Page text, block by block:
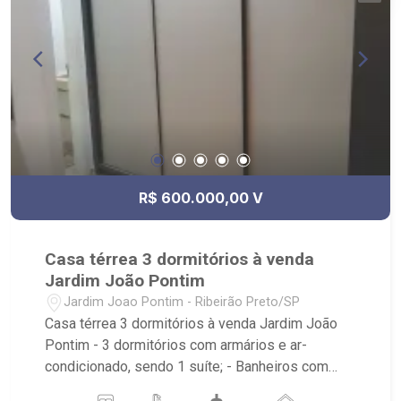
Plaza Mirante Sul, Condomínio Evidence,
Condomínio Jardim Sul
R$ 600.000,00 V
Casa térrea 3 dormitórios à venda
Jardim João Pontim
Jardim Joao Pontim - Ribeirão Preto/SP
Casa térrea 3 dormitórios à venda Jardim João
Pontim - 3 dormitórios com armários e ar-
condicionado, sendo 1 suíte; - Banheiros com